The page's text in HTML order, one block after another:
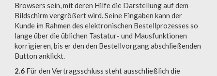
Browsers sein, mit deren Hilfe die Darstellung auf dem
Bildschirm vergrößert wird. Seine Eingaben kann der
Kunde im Rahmen des elektronischen Bestellprozesses so
lange über die üblichen Tastatur- und Mausfunktionen
korrigieren, bis er den den Bestellvorgang abschließenden
Button anklickt.
2.6 Für den Vertragsschluss steht ausschließlich die